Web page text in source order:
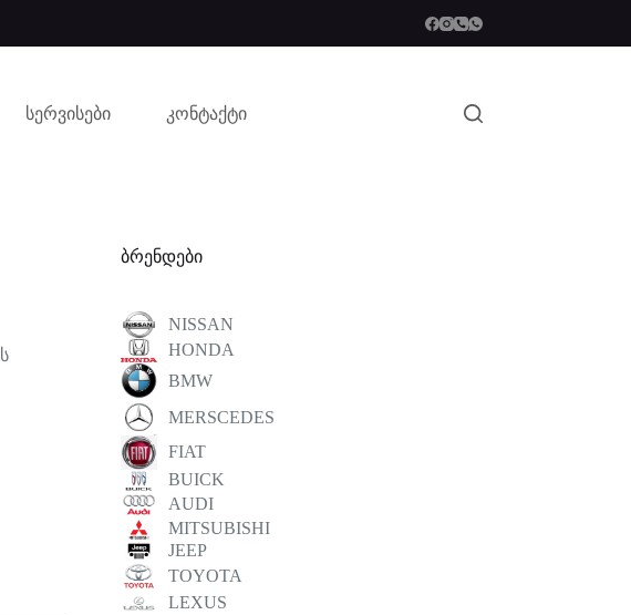
სერვისები კონტაქტი
ბრენდები
NISSAN
HONDA
BMW
MERSCEDES
FIAT
BUICK
AUDI
MITSUBISHI
JEEP
TOYOTA
LEXUS